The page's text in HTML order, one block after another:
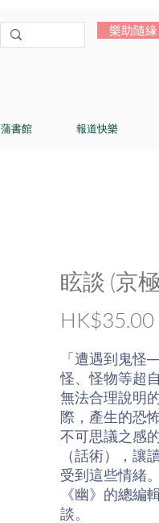
樂助隨緣
蒲書館 報道快樂
眩談 (京
HK$35.00
「遭遇到鬼怪
怪、怪物等超
無法合理說明
際，產生的恐
不可思議之感
（話術），讓
受到這些情緒
《幽》的總編
談。